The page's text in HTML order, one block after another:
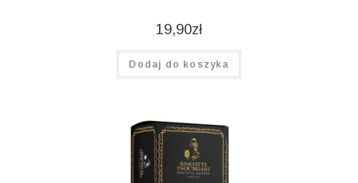
19,90zł
Dodaj do koszyka